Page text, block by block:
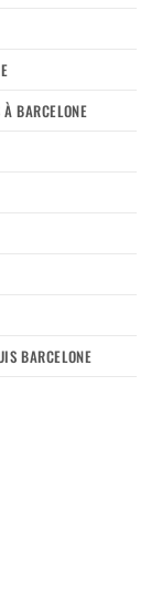
BARCELONE
BARCELONE